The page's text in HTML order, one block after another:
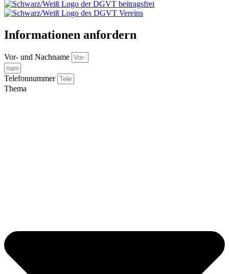
Informationen anfordern
Vor- und Nachname
Telefonnummer
Thema